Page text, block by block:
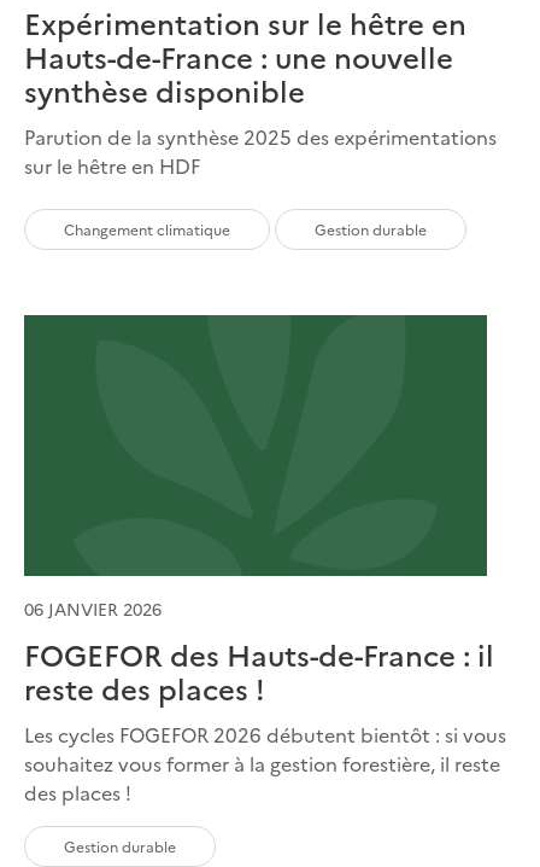
Expérimentation sur le hêtre en
Hauts-de-France : une nouvelle
synthèse disponible
Parution de la synthèse 2025 des expérimentations
sur le hêtre en HDF
Changement climatique Gestion durable
06 JANVIER 2026
FOGEFOR des Hauts-de-France : il
reste des places !
Les cycles FOGEFOR 2026 débutent bientôt : si vous
souhaitez vous former à la gestion forestière, il reste
des places !
Gestion durable